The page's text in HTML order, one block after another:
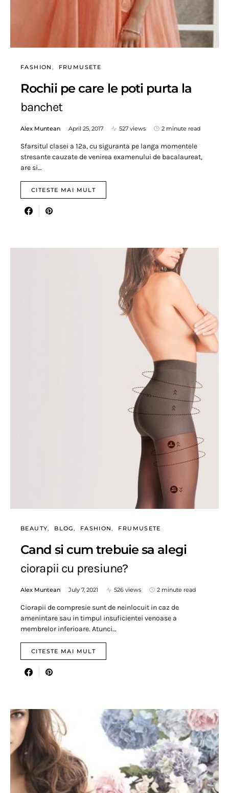
FASHION FRUMUSETE
Rochii pe care le poti purta la
banchet
Alex Muntean April 25, 2017 527 views 2 minute read
Sfarsitul clasei a 12a, cu siguranta pe langa momentele
stresante cauzate de venirea examenului de bacalaureat,
are si…
CITESTE MAI MULT
BEAUTY BLOG FASHION FRUMUSETE
Cand si cum trebuie sa alegi
ciorapii cu presiune?
Alex Muntean July 7, 2021 526 views 2 minute read
Ciorapii de compresie sunt de neinlocuit in caz de
amenintare sau in timpul insuficientei venoase a
membrelor inferioare. Atunci…
CITESTE MAI MULT